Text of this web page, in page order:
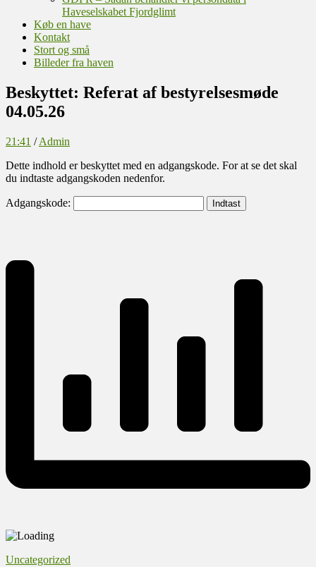
Haveselskabet Fjordglimt
Køb en have
Kontakt
Stort og små
Billeder fra haven
Beskyttet: Referat af bestyrelsesmøde
04.05.26
21:41 /Admin
Dette indhold er beskyttet med en adgangskode. For at se det skal
du indtaste adgangskoden nedenfor.
Adgangskode:
Uncategorized